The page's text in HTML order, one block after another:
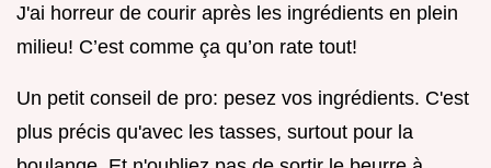
J'ai horreur de courir après les ingrédients en plein
milieu! C’est comme ça qu’on rate tout!
Un petit conseil de pro: pesez vos ingrédients. C'est
plus précis qu'avec les tasses, surtout pour la